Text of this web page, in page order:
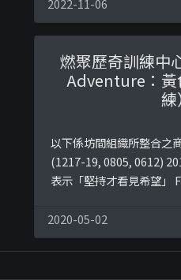
https://www.facebook.
2022-11-06
燃聚歷奇訓練中
Adventure：黃
練）
以下係坊間組織所整合之
(1217-19, 0805, 0612)
表示「堅持才看見希望」
明 FB帖子 以下係更多相關
2020-05-02